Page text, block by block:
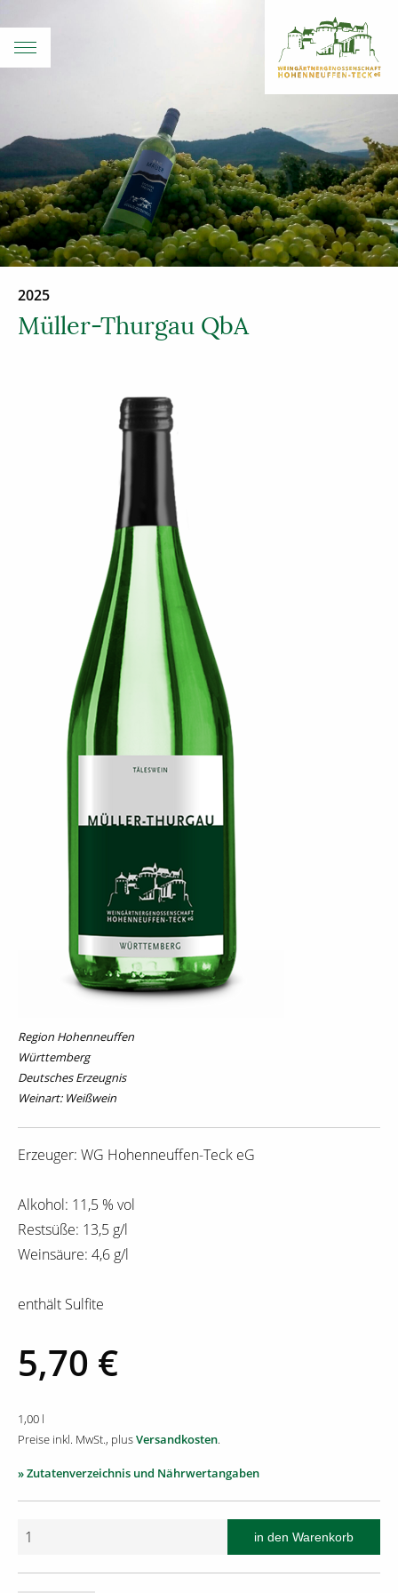
2025
Müller-Thurgau QbA
Region Hohenneuffen
Württemberg
Deutsches Erzeugnis
Weinart: Weißwein
Erzeuger: WG Hohenneuffen-Teck eG
Alkohol: 11,5 % vol
Restsüße: 13,5 g/l
Weinsäure: 4,6 g/l
enthält Sulfite
5,70 €
1,00 l
Preise inkl. MwSt., plusVersandkosten.
» Zutatenverzeichnis und Nährwertangaben